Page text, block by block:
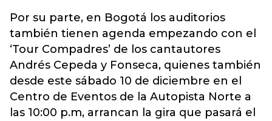
Por su parte, en Bogotá los auditorios
también tienen agenda empezando con el
‘Tour Compadres’ de los cantautores
Andrés Cepeda y Fonseca, quienes también
desde este sábado 10 de diciembre en el
Centro de Eventos de la Autopista Norte a
las 10:00 p.m, arrancan la gira que pasará el